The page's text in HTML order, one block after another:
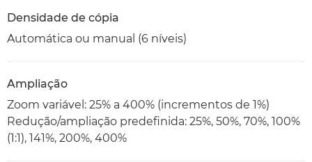
Densidade de cópia
Automática ou manual (6 níveis)
Ampliação
Zoom variável: 25% a 400% (incrementos de 1%)
Redução/ampliação predefinida: 25%, 50%, 70%, 100%
(1:1), 141%, 200%, 400%